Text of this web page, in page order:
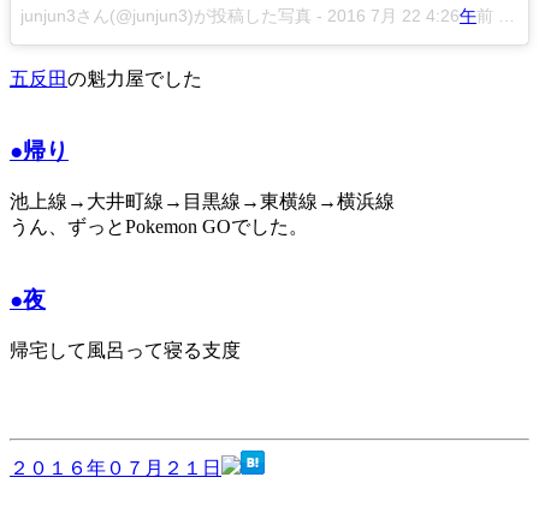
junjun3さん(@junjun3)が投稿した写真 - 2016 7月 22 4:26午前 PDT
五反田の魁力屋でした
●帰り
池上線→大井町線→目黒線→東横線→横浜線
うん、ずっとPokemon GOでした。
●夜
帰宅して風呂って寝る支度
２０１６年０７月２１日